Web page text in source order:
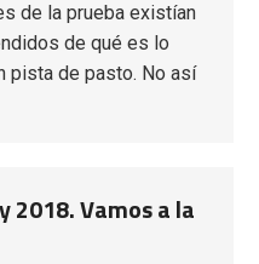
de la prueba existían
de qué es lo
pista de pasto. No así
2018. Vamos a la